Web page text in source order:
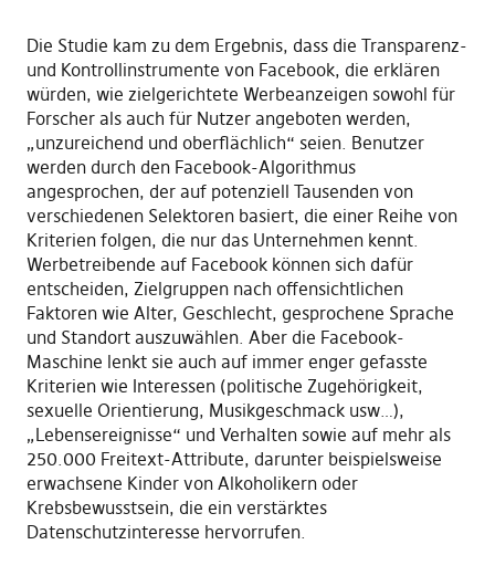
Die Studie kam zu dem Ergebnis, dass die Transparenz-
und Kontrollinstrumente von Facebook, die erklären
würden, wie zielgerichtete Werbeanzeigen sowohl für
Forscher als auch für Nutzer angeboten werden,
„unzureichend und oberflächlich“ seien. Benutzer
werden durch den Facebook-Algorithmus
angesprochen, der auf potenziell Tausenden von
verschiedenen Selektoren basiert, die einer Reihe von
Kriterien folgen, die nur das Unternehmen kennt.
Werbetreibende auf Facebook können sich dafür
entscheiden, Zielgruppen nach offensichtlichen
Faktoren wie Alter, Geschlecht, gesprochene Sprache
und Standort auszuwählen. Aber die Facebook-
Maschine lenkt sie auch auf immer enger gefasste
Kriterien wie Interessen (politische Zugehörigkeit,
sexuelle Orientierung, Musikgeschmack usw…),
„Lebensereignisse“ und Verhalten sowie auf mehr als
250.000 Freitext-Attribute, darunter beispielsweise
erwachsene Kinder von Alkoholikern oder
Krebsbewusstsein, die ein verstärktes
Datenschutzinteresse hervorrufen.